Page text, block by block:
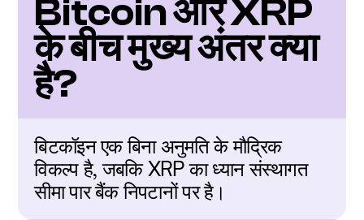
Bitcoin और XRP
के बीच मुख्य अंतर क्या
है?
बिटकॉइन एक बिना अनुमति के मौद्रिक
विकल्प है, जबकि XRP का ध्यान संस्थागत
सीमा पार बैंक निपटानों पर है।